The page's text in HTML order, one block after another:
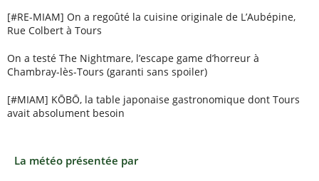
[#RE-MIAM] On a regoûté la cuisine originale de L’Aubépine,
Rue Colbert à Tours
On a testé The Nightmare, l’escape game d’horreur à
Chambray-lès-Tours (garanti sans spoiler)
[#MIAM] KŌBŌ, la table japonaise gastronomique dont Tours
avait absolument besoin
La météo présentée par